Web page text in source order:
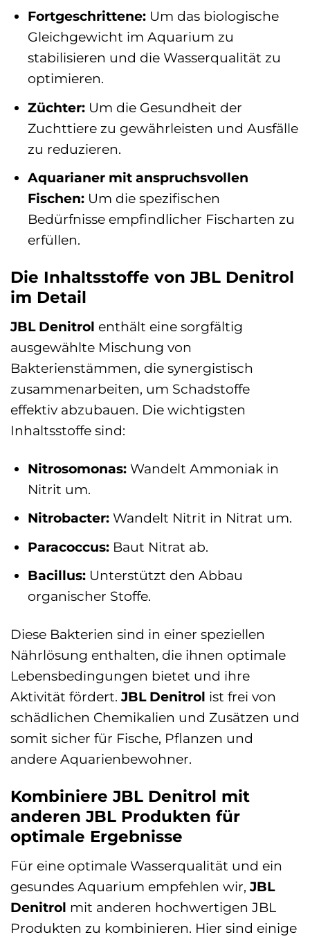
Fortgeschrittene:Um das biologische
Gleichgewicht im Aquarium zu
stabilisieren und die Wasserqualität zu
optimieren.
Züchter:Um die Gesundheit der
Zuchttiere zu gewährleisten und Ausfälle
zu reduzieren.
Aquarianer mit anspruchsvollen
Fischen:Um die spezifischen
Bedürfnisse empfindlicher Fischarten zu
erfüllen.
Die Inhaltsstoffe von JBL Denitrol
im Detail
JBL Denitrol enthält eine sorgfältig
ausgewählte Mischung von
Bakterienstämmen, die synergistisch
zusammenarbeiten, um Schadstoffe
effektiv abzubauen. Die wichtigsten
Inhaltsstoffe sind:
Nitrosomonas:Wandelt Ammoniak in
Nitrit um.
Nitrobacter:Wandelt Nitrit in Nitrat um.
Paracoccus:Baut Nitrat ab.
Bacillus:Unterstützt den Abbau
organischer Stoffe.
Diese Bakterien sind in einer speziellen
Nährlösung enthalten, die ihnen optimale
Lebensbedingungen bietet und ihre
Aktivität fördert.JBL Denitrol ist frei von
schädlichen Chemikalien und Zusätzen und
somit sicher für Fische, Pflanzen und
andere Aquarienbewohner.
Kombiniere JBL Denitrol mit
anderen JBL Produkten für
optimale Ergebnisse
Für eine optimale Wasserqualität und ein
gesundes Aquarium empfehlen wir,JBL
Denitrol mit anderen hochwertigen JBL
Produkten zu kombinieren. Hier sind einige